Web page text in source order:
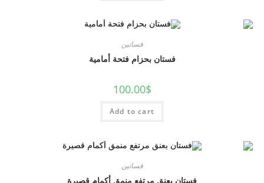
فساتين
فستان بحزام فتحة أمامية
100.00$
Add to cart
فساتين
فستان بعنق مرتفع منمق أكمام قصيرة